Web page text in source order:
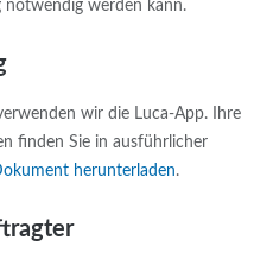
notwendig werden kann.
wir die Luca-App. Ihre
finden Sie in ausführlicher
herunterladen.